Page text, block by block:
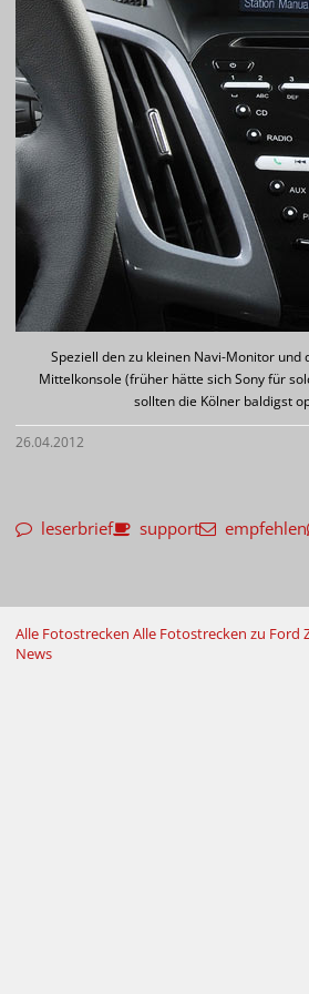
Speziell den zu kleinen Navi-Monitor und
Mittelkonsole (früher hätte sich Sony für
sollten die Kölner baldigst
26.04.2012
leserbrief support empfehlen
Alle Fotostrecken Alle Fotostrecken zu Ford
News